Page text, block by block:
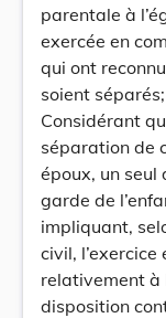
parentale à
exercée en
qui ont
soient séparés;
Considérant
séparation de
époux, un
garde de
impliquant,
civil,
relativement à
disposition